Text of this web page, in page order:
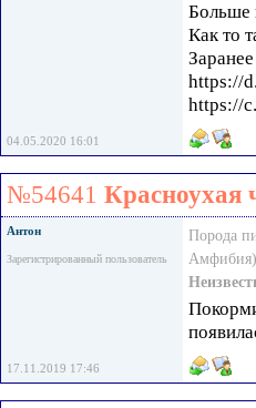
Больше
Как то
https://
https://
04.05.2020 16:01
№54641 Красноухая
Антон
Зарегистрированный пользователь
Порода
17.11.2019 17:46